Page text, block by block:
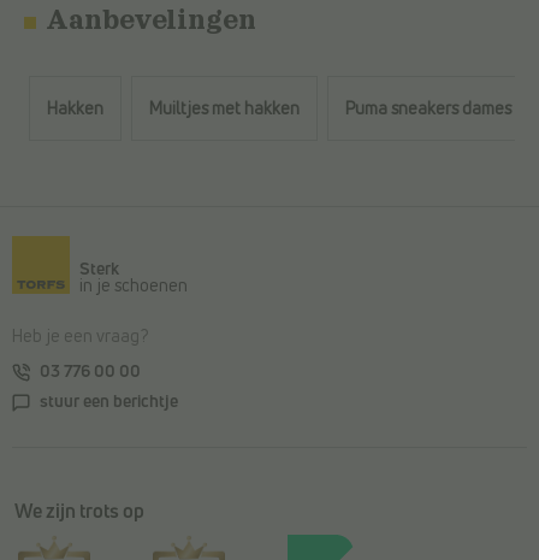
Aanbevelingen
Hakken Muiltjes met hakken Puma sneakers dames
Sterk
in je schoenen
Heb je een vraag?
03 776 00 00
stuur een berichtje
We zijn trots op